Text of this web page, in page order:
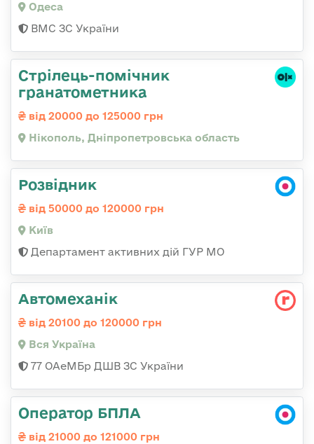
Одеса
ВМС ЗС України
Стрілець-помічник
гранатометника
від 20000 до 125000 грн
Нікополь, Дніпропетровська область
Розвідник
від 50000 до 120000 грн
Київ
Департамент активних дій ГУР МО
Автомеханік
від 20100 до 120000 грн
Вся Україна
77 ОАеМБр ДШВ ЗС України
Оператор БПЛА
від 21000 до 121000 грн